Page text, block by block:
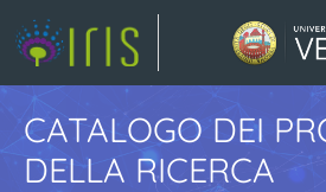
CATALOGO DEI
DELLA RICERCA